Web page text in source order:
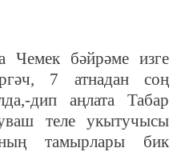
Чемек бәйрәме изге
7 атнадан соң
дип аңлата Табар
теле укытучысы
тамырлары бик